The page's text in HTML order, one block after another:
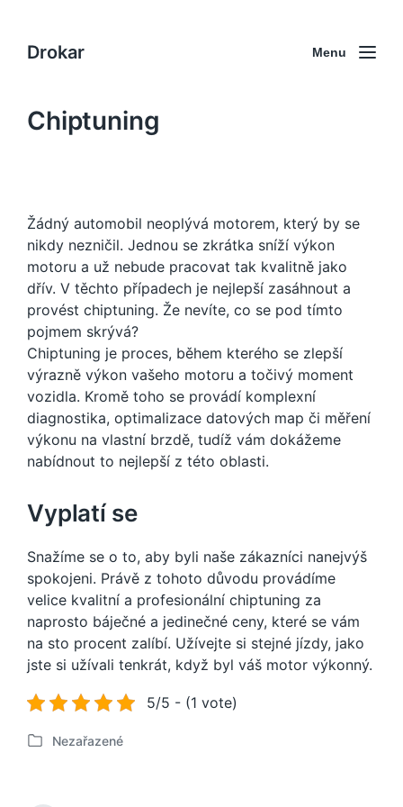
Drokar Menu
Chiptuning
Žádný automobil neoplývá motorem, který by se
nikdy nezničil. Jednou se zkrátka sníží výkon
motoru a už nebude pracovat tak kvalitně jako
dřív. V těchto případech je nejlepší zasáhnout a
provést chiptuning. Že nevíte, co se pod tímto
pojmem skrývá?
Chiptuning je proces, během kterého se zlepší
výrazně výkon vašeho motoru a točivý moment
vozidla. Kromě toho se provádí komplexní
diagnostika, optimalizace datových map či měření
výkonu na vlastní brzdě, tudíž vám dokážeme
nabídnout to nejlepší z této oblasti.
Vyplatí se
Snažíme se o to, aby byli naše zákazníci nanejvýš
spokojeni. Právě z tohoto důvodu provádíme
velice kvalitní a profesionální chiptuning za
naprosto báječné a jedinečné ceny, které se vám
na sto procent zalíbí. Užívejte si stejné jízdy, jako
jste si užívali tenkrát, když byl váš motor výkonný.
5/5 - (1 vote)
P
Nezařazené